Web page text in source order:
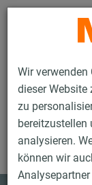
Wir
dieser Website
zu
bereitzustellen
analysieren.
können wir
Unternehmen